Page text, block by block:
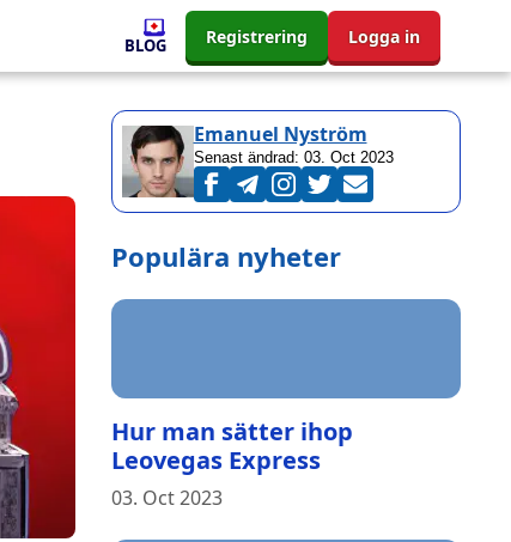
BLOG Registrering Logga in
Emanuel Nyström
Senast ändrad: 03. Oct 2023
Populära nyheter
Hur man sätter ihop
Leovegas Express
03. Oct 2023